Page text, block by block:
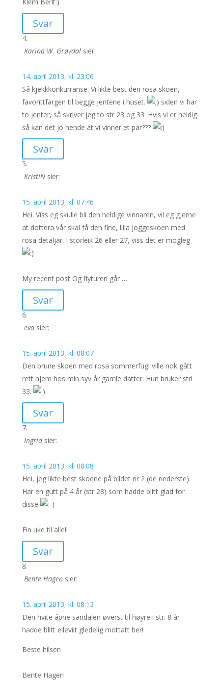
Svar
Karina W. Grøvdal sier:
14. april 2013, kl. 23:06
Så kjekkkonkurranse. Vi likte best den rosa skoen,
favorittfargen til begge jentene i huset.
siden vi har
to jenter, så skriver jeg to str 23 og 33. Hvis vi er heldig
så kan det jo hende at vi vinner et par???
Svar
KristiN sier:
15. april 2013, kl. 07:46
Hei. Viss eg skulle bli den heldige vinnaren, vil eg gjerne
at dottera vår skal få den fine, lilla joggeskoen med
rosa detaljar. I storleik 26 eller 27, viss det er mogleg
My recent post Og flyturen går …
Svar
eva sier:
15. april 2013, kl. 08:07
Den brune skoen med rosa sommerfugl ville nok gått
rett hjem hos min syv år gamle datter. Hun bruker strl
33.
Svar
Ingrid sier:
15. april 2013, kl. 08:08
Hei, jeg likte best skoene på bildet nr 2 (de nederste).
Har en gutt på 4 år (str 28) som hadde blitt glad for
disse
Fin uke til alle!!
Svar
Bente Hagen sier:
15. april 2013, kl. 08:13
Den hvite åpne sandalen øverst til høyre i str. 8 år
hadde blitt ellevilt gledelig mottatt her!
Beste hilsen
Bente Hagen